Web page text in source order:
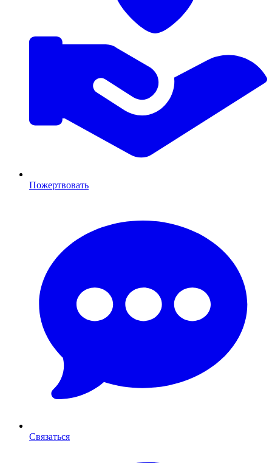
Пожертвовать
Связаться